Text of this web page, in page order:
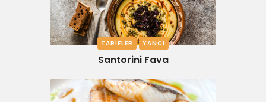
TARIFLER YANCI
Santorini Fava